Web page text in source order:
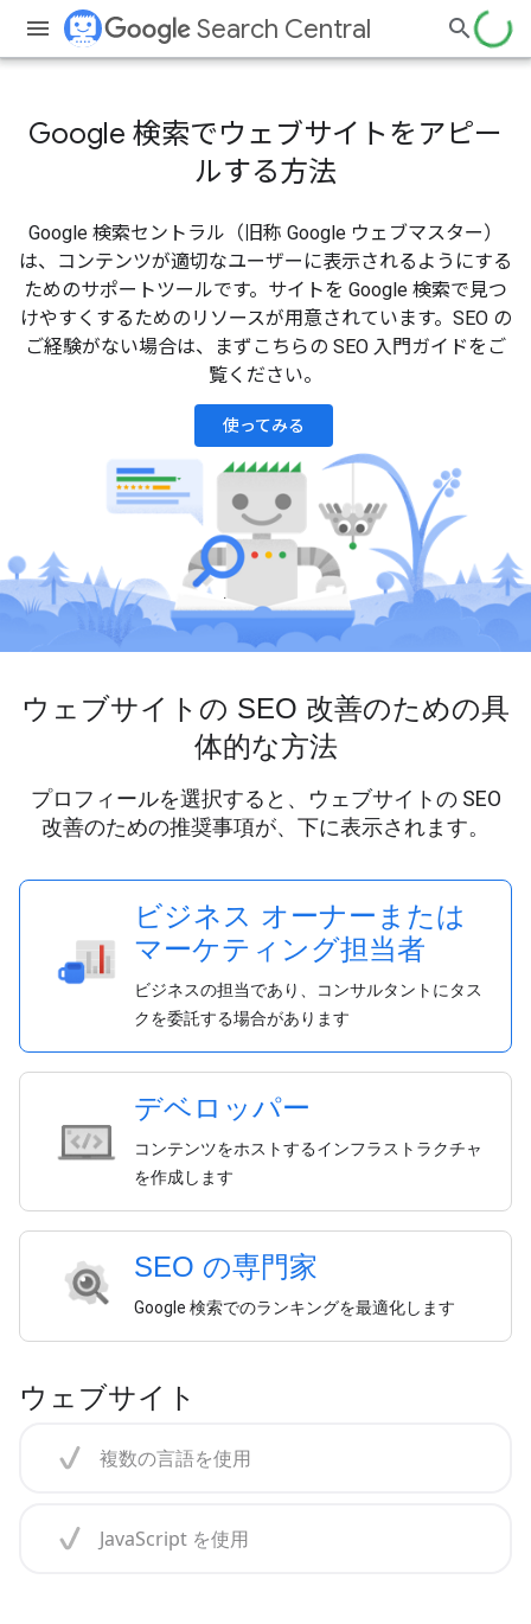
Search Central
Google 検索でウェブサイトをアピー
ルする方法
Google 検索セントラル（旧称 Google ウェブマスター）
は、コンテンツが適切なユーザーに表示されるようにする
ためのサポートツールです。サイトを Google 検索で見つ
けやすくするためのリソースが用意されています。SEO の
ご経験がない場合は、まずこちらの SEO 入門ガイドをご
覧ください。
使ってみる